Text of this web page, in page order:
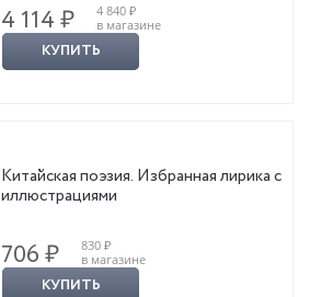
4 114 ₽
4 840 ₽
в магазине
КУПИТЬ
Китайская поэзия. Избранная лирика с
иллюстрациями
706 ₽
830 ₽
в магазине
КУПИТЬ